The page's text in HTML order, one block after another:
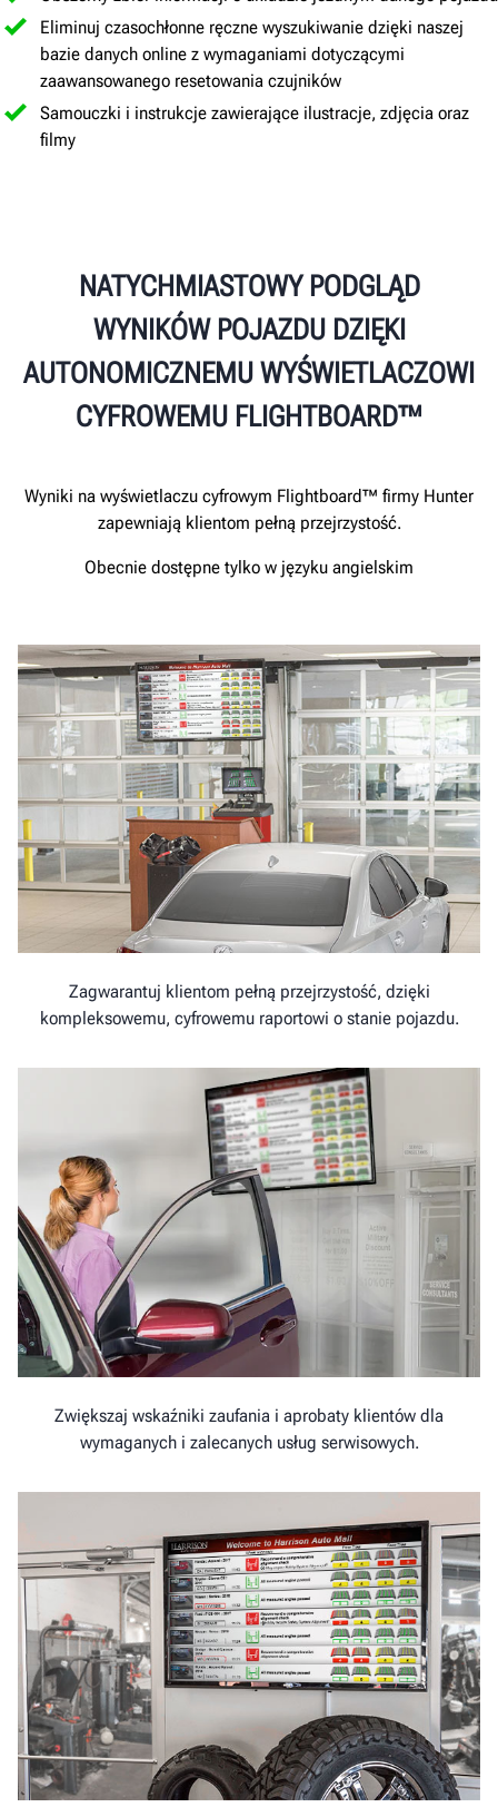
Eliminuj czasochłonne ręczne wyszukiwanie dzięki naszej
bazie danych online z wymaganiami dotyczącymi
zaawansowanego resetowania czujników
Samouczki i instrukcje zawierające ilustracje, zdjęcia oraz
filmy
NATYCHMIASTOWY PODGLĄD
WYNIKÓW POJAZDU DZIĘKI
AUTONOMICZNEMU WYŚWIETLACZOWI
CYFROWEMU FLIGHTBOARD™
Wyniki na wyświetlaczu cyfrowym Flightboard™ firmy Hunter
zapewniają klientom pełną przejrzystość.
Obecnie dostępne tylko w języku angielskim
Zagwarantuj klientom pełną przejrzystość, dzięki
kompleksowemu, cyfrowemu raportowi o stanie pojazdu.
Zwiększaj wskaźniki zaufania i aprobaty klientów dla
wymaganych i zalecanych usług serwisowych.